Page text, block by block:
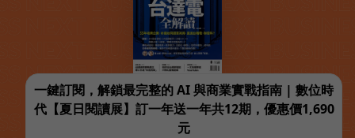
一鍵訂閱，解鎖最完整的 AI 與商業實戰指南 | 數位時
代【夏日閱讀展】訂一年送一年共12期，優惠價1,690
元